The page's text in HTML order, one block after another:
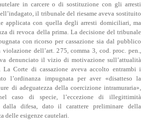
in carcere o di sostituzione con gli arresti
il tribunale del riesame aveva sostituito
applicata con quella degli arresti domiciliari, ma
di revoca della prima. La decisione del tribunale
con ricorso per cassazione sia dal pubblico
dell’art. 275, comma 3, cod. proc. pen.,
denunciato il vizio di motivazione sull’attualità
La Corte di cassazione aveva accolto entrambi i
l’ordinanza impugnata per aver «disatteso la
di adeguatezza della coercizione intramuraria»,
caso di specie, l’eccezione di illegittimità
dalla difesa, dato il carattere preliminare della
delle esigenze cautelari.